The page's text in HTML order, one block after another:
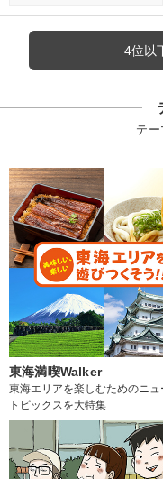
4位以
テー
東海満喫Walker
東海エリアを楽しむためのニュ
トピックスを大特集